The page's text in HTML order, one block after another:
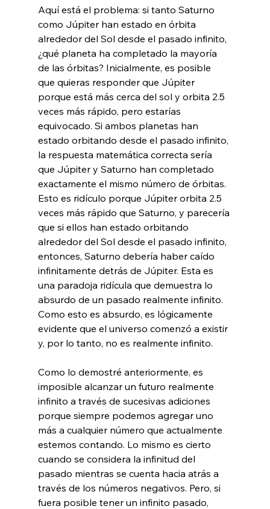
Aquí está el problema: si tanto Saturno
como Júpiter han estado en órbita
alrededor del Sol desde el pasado infinito,
¿qué planeta ha completado la mayoría
de las órbitas? Inicialmente, es posible
que quieras responder que Júpiter
porque está más cerca del sol y orbita 2.5
veces más rápido, pero estarías
equivocado. Si ambos planetas han
estado orbitando desde el pasado infinito,
la respuesta matemática correcta sería
que Júpiter y Saturno han completado
exactamente el mismo número de órbitas.
Esto es ridículo porque Júpiter orbita 2.5
veces más rápido que Saturno, y parecería
que si ellos han estado orbitando
alrededor del Sol desde el pasado infinito,
entonces, Saturno debería haber caído
infinitamente detrás de Júpiter. Esta es
una paradoja ridícula que demuestra lo
absurdo de un pasado realmente infinito.
Como esto es absurdo, es lógicamente
evidente que el universo comenzó a existir
y, por lo tanto, no es realmente infinito.
Como lo demostré anteriormente, es
imposible alcanzar un futuro realmente
infinito a través de sucesivas adiciones
porque siempre podemos agregar uno
más a cualquier número que actualmente
estemos contando. Lo mismo es cierto
cuando se considera la infinitud del
pasado mientras se cuenta hacia atrás a
través de los números negativos. Pero, si
fuera posible tener un infinito pasado,